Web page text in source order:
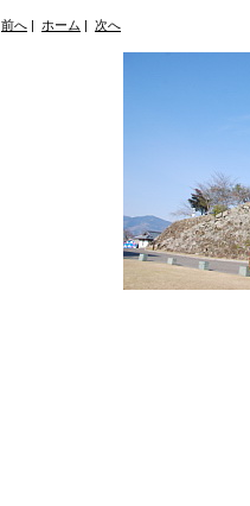
前へ | ホーム | 次へ